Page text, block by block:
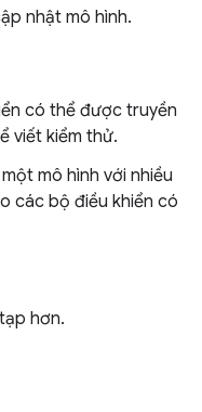
nhật mô hình.
có thể được truyền
viết kiểm thử.
mô hình với nhiều
các bộ điều khiển có
hơn.